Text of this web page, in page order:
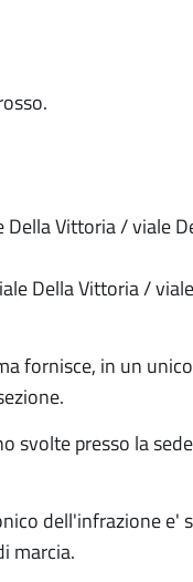
Vittoria / viale
Della Vittoria /
fornisce, in un
svolte presso la
dell'infrazione e'
marcia.